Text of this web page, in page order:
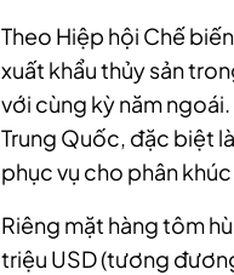
Theo Hiệp hội Chế
xuất khẩu thủy sản
với cùng kỳ năm
Trung Quốc, đặc biệt
phục vụ cho phân
Riêng mặt hàng tôm
triệu USD (tương